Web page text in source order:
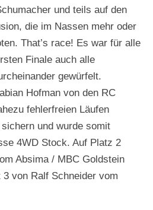
und teils auf den
die im Nassen mehr oder
That’s race! Es war für alle
Finale auch alle
gewürfelt.
Hofman von den RC
fehlerfreien Läufen
und wurde somit
4WD Stock. Auf Platz 2
Absima / MBC Goldstein
von Ralf Schneider vom